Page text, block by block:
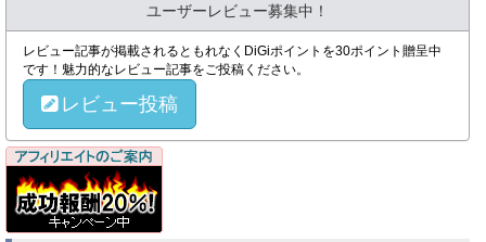
ユーザーレビュー募集中！
レビュー記事が掲載されるともれなくDiGiポイントを30ポイント贈呈中
です！魅力的なレビュー記事をご投稿ください。
レビュー投稿